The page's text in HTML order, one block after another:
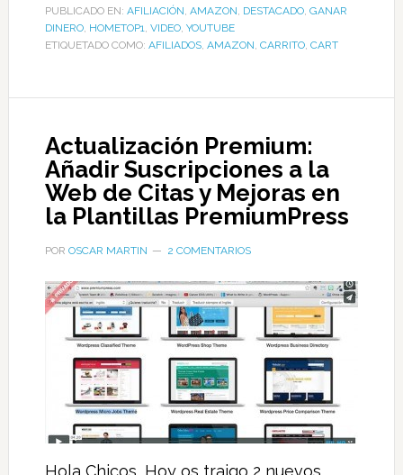
PUBLICADO EN: AFILIACIÓN, AMAZON, DESTACADO, GANAR
DINERO, HOMETOP1, VIDEO, YOUTUBE
ETIQUETADO COMO: AFILIADOS, AMAZON, CARRITO, CART
Actualización Premium:
Añadir Suscripciones a la
Web de Citas y Mejoras en
la Plantillas PremiumPress
POR OSCAR MARTIN 2 COMENTARIOS
Hola Chicos, Hoy os traigo 2 nuevos